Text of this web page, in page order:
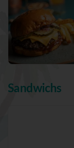
Sandwichs